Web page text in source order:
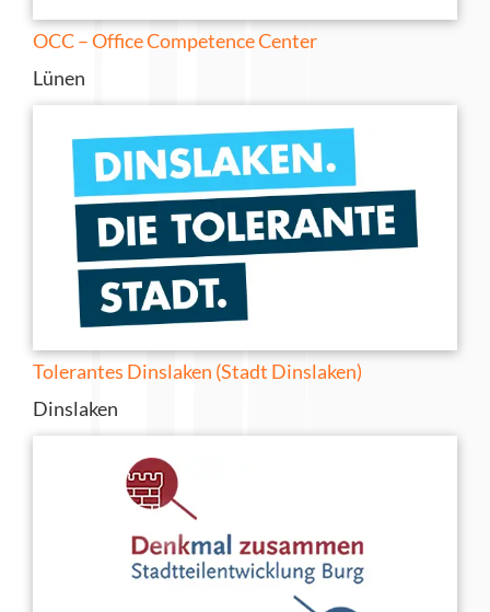
OCC – Office Competence Center
Lünen
Tolerantes Dinslaken (Stadt Dinslaken)
Dinslaken